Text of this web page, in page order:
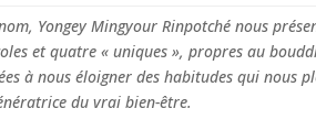
Yongey Mingyour Rinpotché nous
et quatre « uniques », propres au
à nous éloigner des habitudes qui nous
du vrai bien-être.